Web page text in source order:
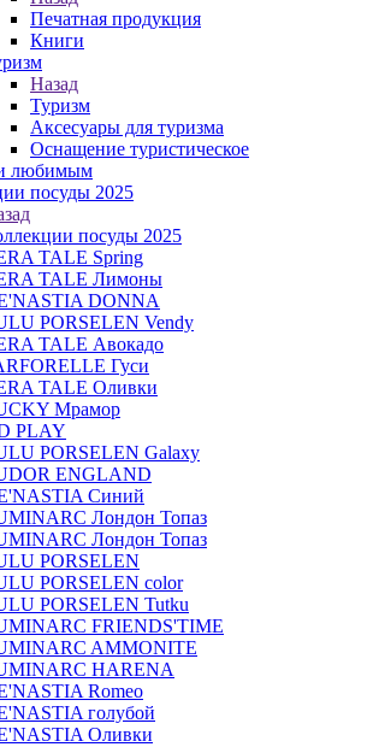
Печатная продукция
Книги
Назад
Туризм
Аксесуары для туризма
Оснащение туристическое
любимым
посуды 2025
посуды 2025
TALE Spring
TALE Лимоны
DONNA
PORSELEN Vendy
TALE Авокадо
Гуси
TALE Оливки
Мрамор
PLAY
PORSELEN Galaxy
ENGLAND
Синий
Лондон Топаз
Лондон Топаз
PORSELEN
PORSELEN color
PORSELEN Tutku
FRIENDS'TIME
AMMONITE
HARENA
Romeo
голубой
Оливки